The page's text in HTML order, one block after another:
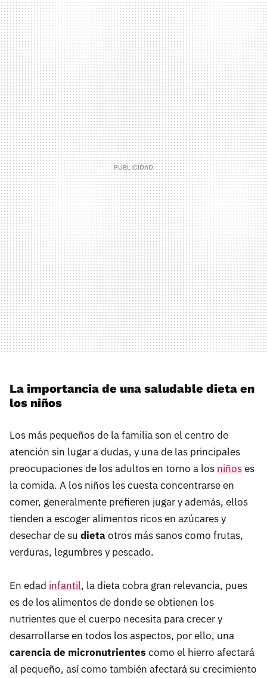
La importancia de una saludable dieta en
los niños
Los más pequeños de la familia son el centro de
atención sin lugar a dudas, y una de las principales
preocupaciones de los adultos en torno a los niñoses
la comida. A los niños les cuesta concentrarse en
comer, generalmente prefieren jugar y además, ellos
tienden a escoger alimentos ricos en azúcares y
desechar de su dietaotros más sanos como frutas,
verduras, legumbres y pescado.
En edad infantil, la dieta cobra gran relevancia, pues
es de los alimentos de donde se obtienen los
nutrientes que el cuerpo necesita para crecer y
desarrollarse en todos los aspectos, por ello, una
carencia de micronutrientes como el hierro afectará
al pequeño, así como también afectará su crecimiento